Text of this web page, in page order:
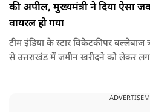
की अपील, मुख्यमंत्री ने दिया ऐसा
वायरल हो गया
टीम इंडिया के स्टार विकेटकीपर
से उत्तराखंड में जमीन खरीदने को लेकर